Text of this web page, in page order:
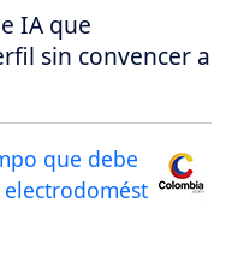
IA que
sin convencer a